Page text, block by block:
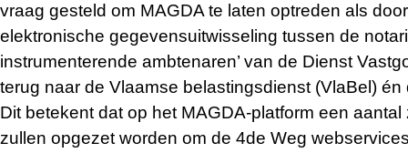
vraag gesteld om MAGDA te laten optreden als
elektronische gegevensuitwisseling tussen de
instrumenterende ambtenaren’ van de Dienst
terug naar de Vlaamse belastingsdienst (VlaBel)
Dit betekent dat op het MAGDA-platform een
zullen opgezet worden om de 4de Weg